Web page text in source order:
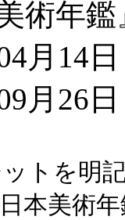
年鑑
月14日
月26
トを明
本美術